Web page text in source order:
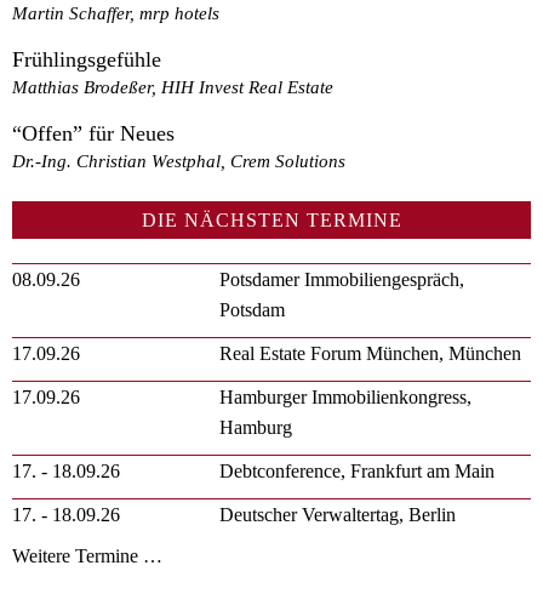
Martin Schaffer, mrp hotels
Frühlingsgefühle
Matthias Brodeßer, HIH Invest Real Estate
“Offen” für Neues
Dr.-Ing. Christian Westphal, Crem Solutions
DIE NÄCHSTEN TERMINE
08.09.26
Potsdamer Immobiliengespräch,
Potsdam
17.09.26 Real Estate Forum München, München
17.09.26
Hamburger Immobilienkongress,
Hamburg
17. - 18.09.26 Debtconference, Frankfurt am Main
17. - 18.09.26
Deutscher Verwaltertag, Berlin
Weitere Termine …